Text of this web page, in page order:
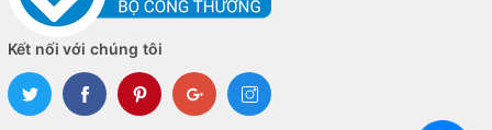
Kết nối với chúng tôi